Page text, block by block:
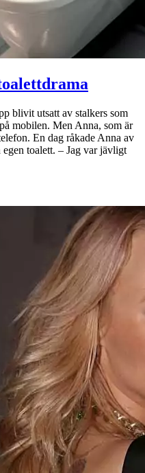
blivit utsatt av stalkers som
mobilen. Men Anna, som är
En dag råkade Anna av
toalett. – Jag var jävligt